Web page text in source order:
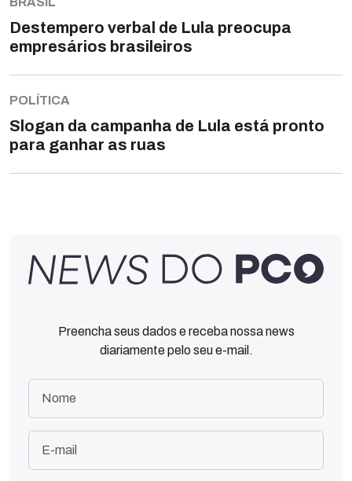
Destempero verbal de Lula preocupa
empresários brasileiros
POLÍTICA
Slogan da campanha de Lula está pronto
para ganhar as ruas
Preencha seus dados e receba nossa news
diariamente pelo seu e-mail.